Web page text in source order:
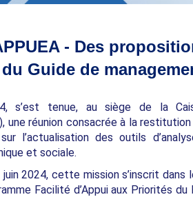
- Des
Guide de
s’est tenue, au siège de la
une réunion consacrée à la
l’actualisation des outils
et sociale.
2024, cette mission s’inscrit dans
Facilité d’Appui aux Priorités